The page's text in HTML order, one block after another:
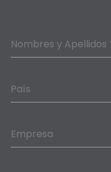
Nombres y Apellidos
País
Empresa